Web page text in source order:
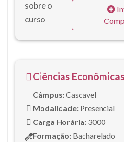
sobre o
curso
Ciências Econômicas
Câmpus:Cascavel
Modalidade: Presencial
Carga Horária: 3000
Formação: Bacharelado